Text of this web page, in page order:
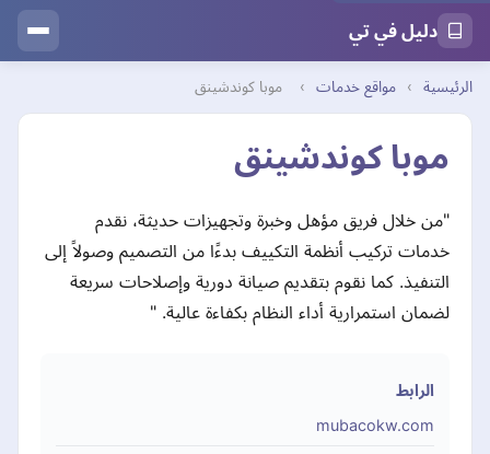
دليل في تي
الرئيسية › مواقع خدمات › موبا كوندشينق
موبا كوندشينق
"من خلال فريق مؤهل وخبرة وتجهيزات حديثة، نقدم
خدمات تركيب أنظمة التكييف بدءًا من التصميم وصولاً إلى
التنفيذ. كما نقوم بتقديم صيانة دورية وإصلاحات سريعة
لضمان استمرارية أداء النظام بكفاءة عالية. "
الرابط
mubacokw.com